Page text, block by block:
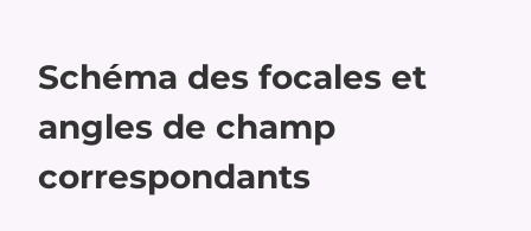
Schéma des focales et
angles de champ
correspondants